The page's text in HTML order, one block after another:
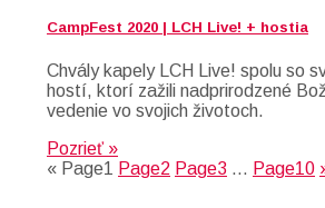
CampFest 2020 | LCH Live! + hostia
Chvály kapely LCH Live! spolu so
hostí, ktorí zažili nadprirodzené
vedenie vo svojich životoch.
Pozrieť »
« Page1 Page2 Page3 … Page10